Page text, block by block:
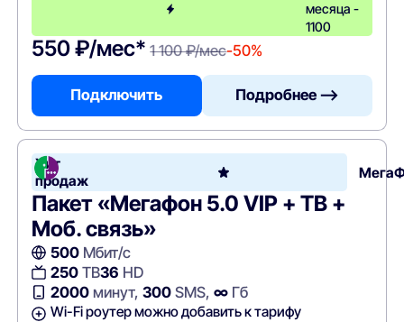
месяца -
1100
550 ₽/мес* 1 100 ₽/мес-50%
Подключить Подробнее —>
Хит
продаж
Пакет «Мегафон 5.0 VIP + ТВ +
Моб. связь»
500Мбит/с
250ТВ36 HD
2000минут, 300SMS, ∞Гб
Wi-Fi роутер можно добавить к тарифу